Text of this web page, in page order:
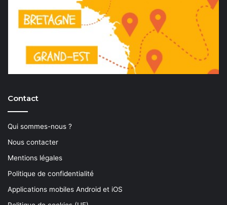
Contact
Qui sommes-nous ?
Nous contacter
Mentions légales
Politique de confidentialité
Applications mobiles Android et iOS